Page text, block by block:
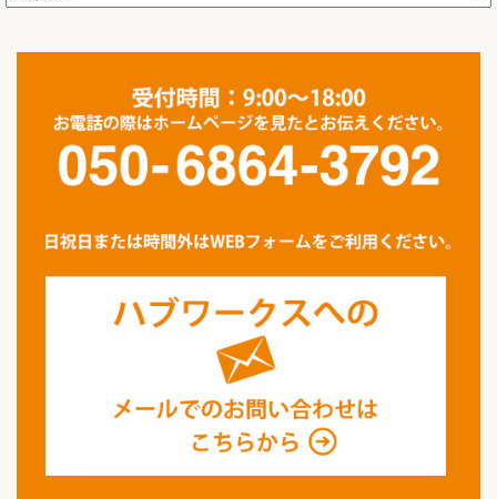
ー
イ